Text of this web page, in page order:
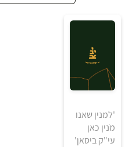
'למנין שאנו
מֹנין כאן
עי"ק ביסאן'